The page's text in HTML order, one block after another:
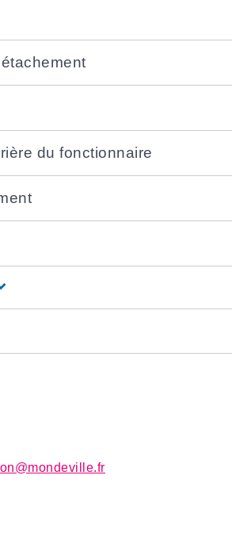
du fonctionnaire